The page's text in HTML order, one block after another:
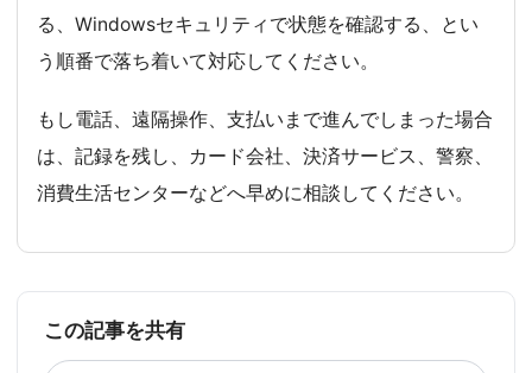
る、Windowsセキュリティで状態を確認する、とい
う順番で落ち着いて対応してください。
もし電話、遠隔操作、支払いまで進んでしまった場合
は、記録を残し、カード会社、決済サービス、警察、
消費生活センターなどへ早めに相談してください。
この記事を共有